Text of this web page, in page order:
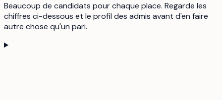
Beaucoup de candidats pour chaque place. Regarde les
chiffres ci-dessous et le profil des admis avant d'en faire
autre chose qu'un pari.